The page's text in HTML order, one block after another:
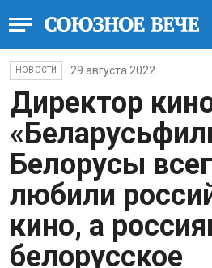
НОВОСТИ 29 августа 2022
Директор
Белорусы
любили
кино, а
белорусское